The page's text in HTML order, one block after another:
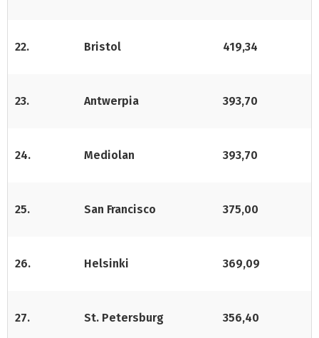
22. Bristol 419,34
23. Antwerpia 393,70
24. Mediolan 393,70
25. San Francisco 375,00
26. Helsinki 369,09
27. St. Petersburg 356,40